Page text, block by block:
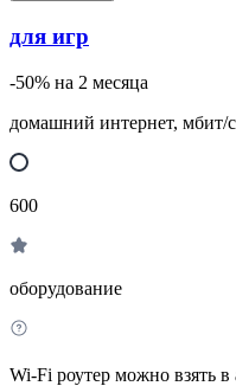
для игр
-50% на 2 месяца
домашний интернет, мбит/с
600
оборудование
Wi-Fi роутер можно взять в